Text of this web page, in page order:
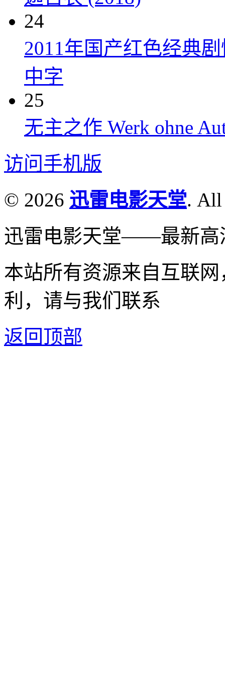
24
2011年国产红色经典
中字
25
无主之作 Werk ohne
访问手机版
© 2026 迅雷电影天堂. All
迅雷电影天堂——最新高
本站所有资源来自互联
利，请与我们联系
返回顶部